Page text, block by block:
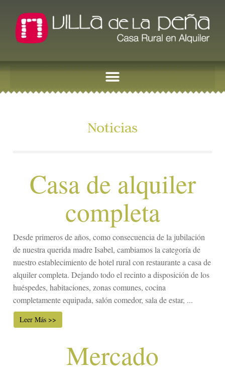
Noticias
Casa de alquiler
completa
Desde primeros de años, como consecuencia de la jubilación
de nuestra querida madre Isabel, cambiamos la categoría de
nuestro establecimiento de hotel rural con restaurante a casa de
alquiler completa. Dejando todo el recinto a disposición de los
huéspedes, habitaciones, zonas comunes, cocina
completamente equipada, salón comedor, sala de estar, ...
Leer Más >>
Mercado